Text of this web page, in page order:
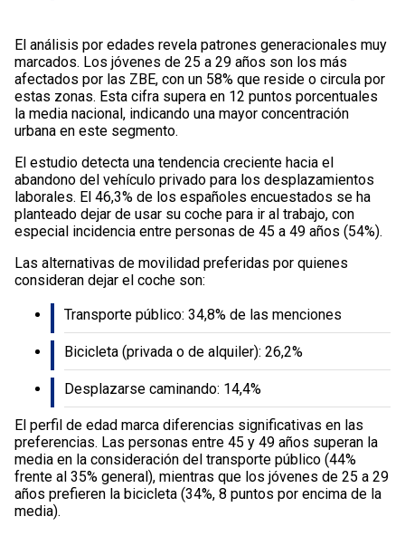
El análisis por edades revela patrones generacionales muy
marcados. Los jóvenes de 25 a 29 años son los más
afectados por las ZBE, con un 58% que reside o circula por
estas zonas. Esta cifra supera en 12 puntos porcentuales
la media nacional, indicando una mayor concentración
urbana en este segmento.
El estudio detecta una tendencia creciente hacia el
abandono del vehículo privado para los desplazamientos
laborales. El 46,3% de los españoles encuestados se ha
planteado dejar de usar su coche para ir al trabajo, con
especial incidencia entre personas de 45 a 49 años (54%).
Las alternativas de movilidad preferidas por quienes
consideran dejar el coche son:
Transporte público: 34,8% de las menciones
Bicicleta (privada o de alquiler): 26,2%
Desplazarse caminando: 14,4%
El perfil de edad marca diferencias significativas en las
preferencias. Las personas entre 45 y 49 años superan la
media en la consideración del transporte público (44%
frente al 35% general), mientras que los jóvenes de 25 a 29
años prefieren la bicicleta (34%, 8 puntos por encima de la
media).